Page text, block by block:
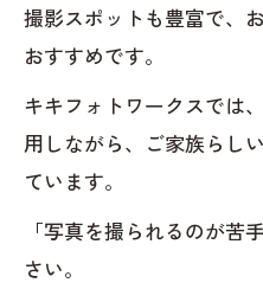
撮影スポットも豊富で、
おすすめです。
キキフォトワークスでは
用しながら、ご家族らし
ています。
「写真を撮られるのが
さい。